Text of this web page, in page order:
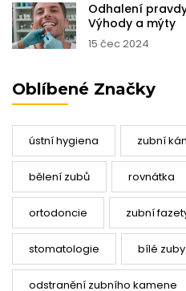
Odhalení
Výhody a mýty
15 čec 2024
Oblíbené Značky
ústní hygiena zubní
bělení zubů rovnátka
ortodoncie zubní
stomatologie bílé zuby
odstranění zubního kamene